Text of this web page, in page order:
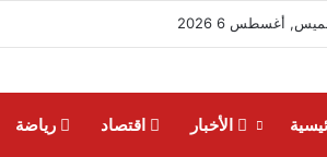
أغسطس 6 2026
الأخبار اقتصاد رياضة